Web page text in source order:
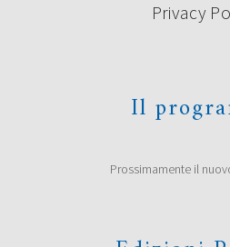
Privacy
Il
Prossimamente il